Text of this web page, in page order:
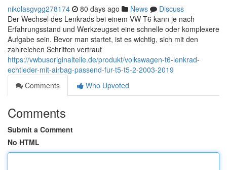
nikolasgvgg278174 80 days ago News
Discuss
Der Wechsel des Lenkrads bei einem VW T6 kann je nach
Erfahrungsstand und Werkzeugset eine schnelle oder komplexere
Aufgabe sein. Bevor man startet, ist es wichtig, sich mit den
zahlreichen Schritten vertraut
https://vwbusoriginalteile.de/produkt/volkswagen-t6-lenkrad-
echtleder-mit-airbag-passend-fur-t5-t5-2-2003-2019
Comments
Who Upvoted
Comments
Submit a Comment
No HTML